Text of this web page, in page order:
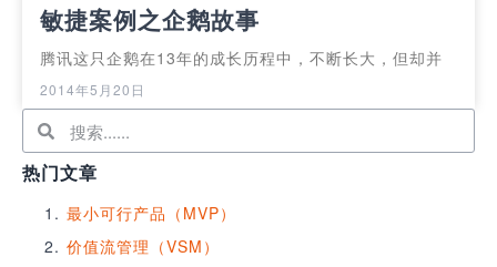
敏捷案例之企鹅故事
腾讯这只企鹅在13年的成长历程中，不断长大，但却并
2014年5月20日
热门文章
最小可行产品（MVP）
价值流管理（VSM）